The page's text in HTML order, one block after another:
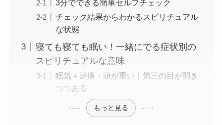
3分でできる簡単セルフチェック
チェック結果からわかるスピリチュアル
な状態
寝ても寝ても眠い！一緒にでる症状別の
スピリチュアルな意味
眠気＋頭痛・頭が重い｜第三の目が開き
つつある
もっと見る